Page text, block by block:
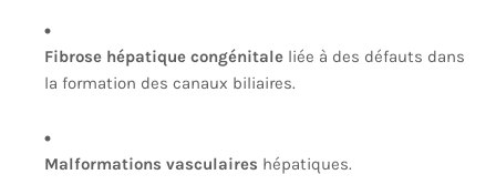
Fibrose hépatique congénitale liée à des défauts dans
la formation des canaux biliaires.
Malformations vasculaires hépatiques.